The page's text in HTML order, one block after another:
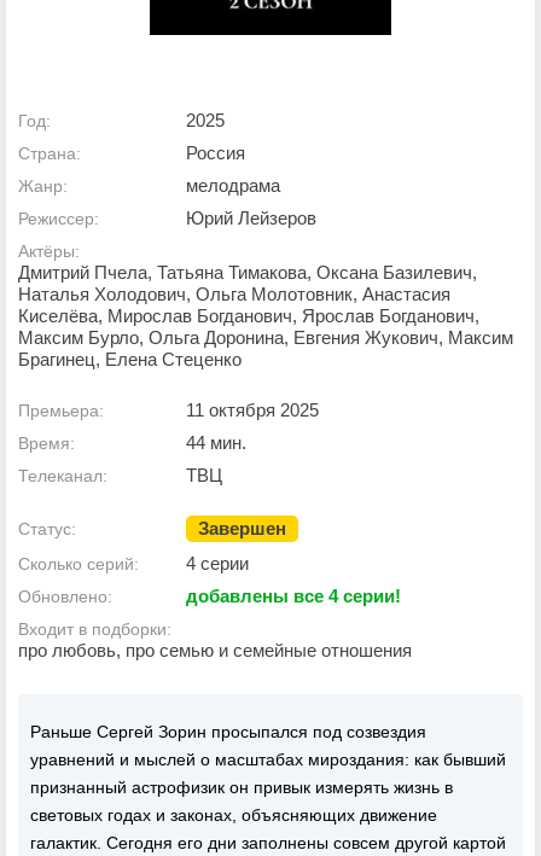
Год: 2025
Страна: Россия
Жанр: мелодрама
Режиссер: Юрий Лейзеров
Актёры:
Дмитрий Пчела, Татьяна Тимакова, Оксана Базилевич,
Наталья Холодович, Ольга Молотовник, Анастасия
Киселёва, Мирослав Богданович, Ярослав Богданович,
Максим Бурло, Ольга Доронина, Евгения Жукович, Максим
Брагинец, Елена Стеценко
Премьера: 11 октября 2025
Время: 44 мин.
Телеканал: ТВЦ
Статус: Завершен
Сколько серий: 4 серии
Обновлено: добавлены все 4 серии!
Входит в подборки:
про любовь, про семью и семейные отношения
Раньше Сергей Зорин просыпался под созвездия
уравнений и мыслей о масштабах мироздания: как бывший
признанный астрофизик он привык измерять жизнь в
световых годах и законах, объясняющих движение
галактик. Сегодня его дни заполнены совсем другой картой